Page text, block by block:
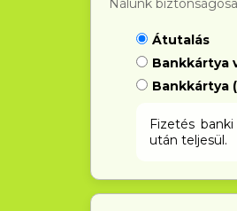
Nálunk
Átutalás
Bankkártya
Bankkártya
Fizetés
után teljesül.